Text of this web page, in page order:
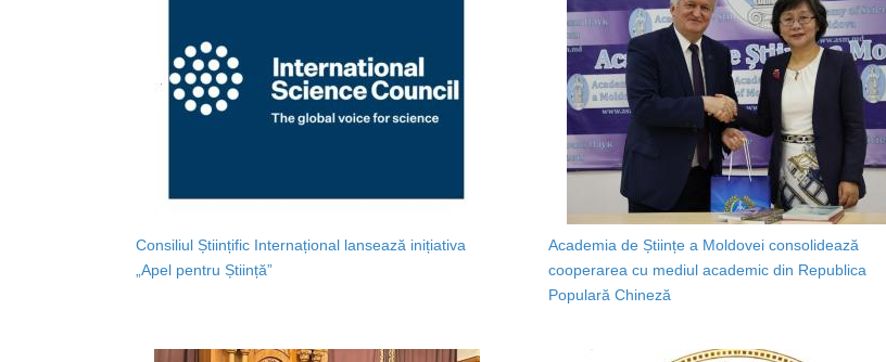
Consiliul Științific Internațional lansează inițiativa
„Apel pentru Știință”
Academia de Științe a Moldovei consolidează
cooperarea cu mediul academic din Republica
Populară Chineză